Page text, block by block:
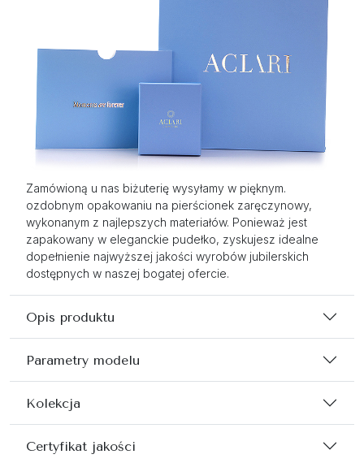
Zamówioną u nas biżuterię wysyłamy w pięknym.
ozdobnym opakowaniu na pierścionek zaręczynowy,
wykonanym z najlepszych materiałów. Ponieważ jest
zapakowany w eleganckie pudełko, zyskujesz idealne
dopełnienie najwyższej jakości wyrobów jubilerskich
dostępnych w naszej bogatej ofercie.
Opis produktu
Parametry modelu
Kolekcja
Certyfikat jakości